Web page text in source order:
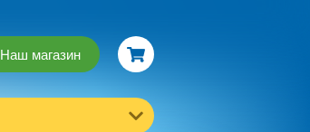
Наш магазин